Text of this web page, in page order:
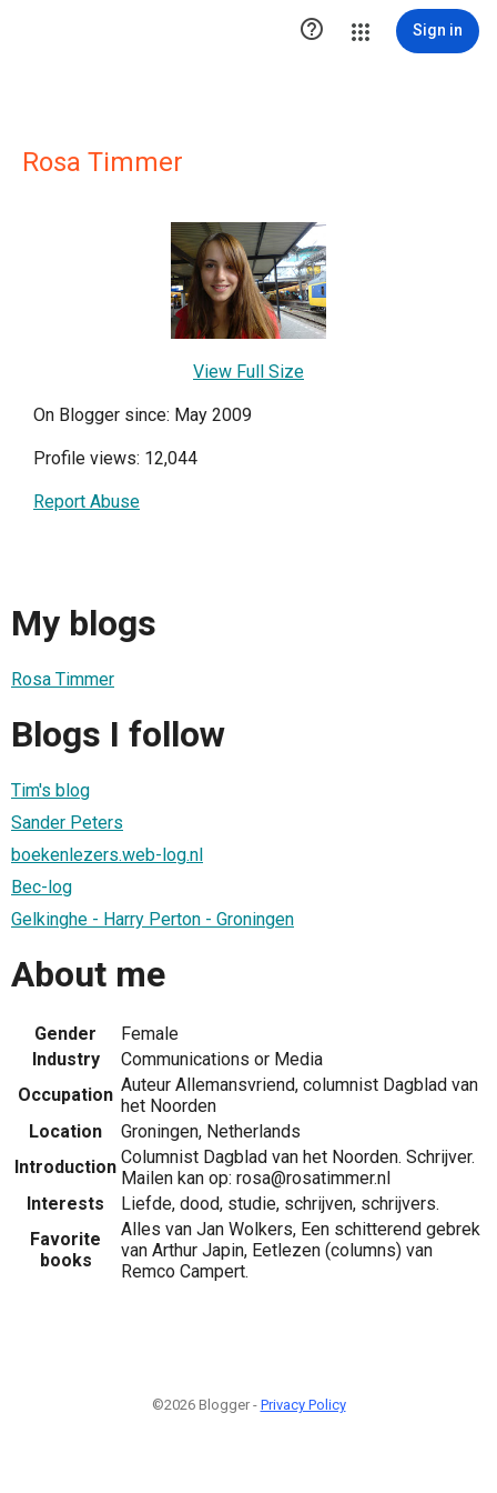
 Sign in
Rosa Timmer
View Full Size
On Blogger since: May 2009
Profile views: 12,044
Report Abuse
My blogs
Rosa Timmer
Blogs I follow
Tim's blog
Sander Peters
boekenlezers.web-log.nl
Bec-log
Gelkinghe - Harry Perton - Groningen
About me
Gender
Female
Industry
Communications or Media
Occupation Auteur Allemansvriend, columnist Dagblad van
het Noorden
Location
Groningen, Netherlands
Introduction Columnist Dagblad van het Noorden. Schrijver.
Mailen kan op: rosa@rosatimmer.nl
Interests
Liefde, dood, studie, schrijven, schrijvers.
Favorite
books
Alles van Jan Wolkers, Een schitterend gebrek
van Arthur Japin, Eetlezen (columns) van
Remco Campert.
©2026 Blogger - Privacy Policy